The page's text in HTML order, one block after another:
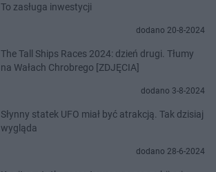
To zasługa inwestycji
dodano 20-8-2024
The Tall Ships Races 2024: dzień drugi. Tłumy
na Wałach Chrobrego [ZDJĘCIA]
dodano 3-8-2024
Słynny statek UFO miał być atrakcją. Tak dzisiaj
wygląda
dodano 28-6-2024